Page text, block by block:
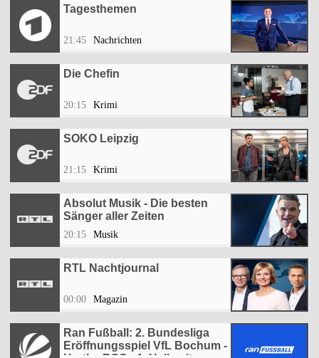
Tagesthemen
21:45 Nachrichten
Die Chefin
20:15 Krimi
SOKO Leipzig
21:15 Krimi
Absolut Musik - Die besten
Sänger aller Zeiten
20:15 Musik
RTL Nachtjournal
00:00 Magazin
Ran Fußball: 2. Bundesliga
Eröffnungsspiel VfL Bochum -